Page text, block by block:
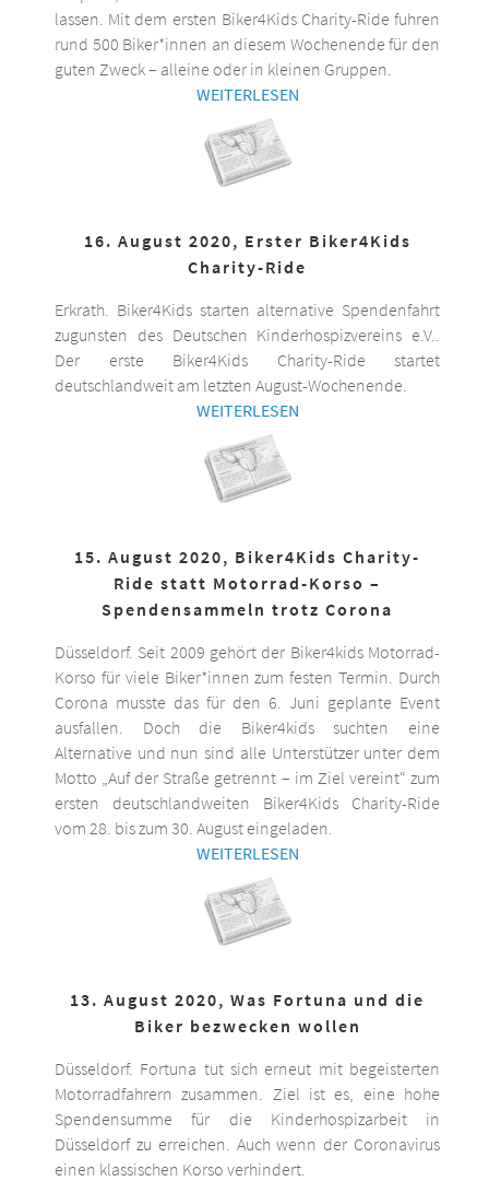
lassen. Mit dem ersten Biker4Kids Charity-Ride fuhren
rund 500 Biker*innen an diesem Wochenende für den
guten Zweck – alleine oder in kleinen Gruppen.
WEITERLESEN
16. August 2020, Erster Biker4Kids
Charity-Ride
Erkrath. Biker4Kids starten alternative Spendenfahrt
zugunsten des Deutschen Kinderhospizvereins e.V..
Der erste Biker4Kids Charity-Ride startet
deutschlandweit am letzten August-Wochenende.
WEITERLESEN
15. August 2020, Biker4Kids Charity-
Ride statt Motorrad-Korso –
Spendensammeln trotz Corona
Düsseldorf. Seit 2009 gehört der Biker4kids Motorrad-
Korso für viele Biker*innen zum festen Termin. Durch
Corona musste das für den 6. Juni geplante Event
ausfallen. Doch die Biker4kids suchten eine
Alternative und nun sind alle Unterstützer unter dem
Motto „Auf der Straße getrennt – im Ziel vereint“ zum
ersten deutschlandweiten Biker4Kids Charity-Ride
vom 28. bis zum 30. August eingeladen.
WEITERLESEN
13. August 2020, Was Fortuna und die
Biker bezwecken wollen
Düsseldorf. Fortuna tut sich erneut mit begeisterten
Motorradfahrern zusammen. Ziel ist es, eine hohe
Spendensumme für die Kinderhospizarbeit in
Düsseldorf zu erreichen. Auch wenn der Coronavirus
einen klassischen Korso verhindert.